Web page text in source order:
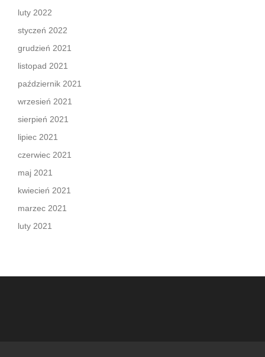
luty 2022
styczeń 2022
grudzień 2021
listopad 2021
październik 2021
wrzesień 2021
sierpień 2021
lipiec 2021
czerwiec 2021
maj 2021
kwiecień 2021
marzec 2021
luty 2021